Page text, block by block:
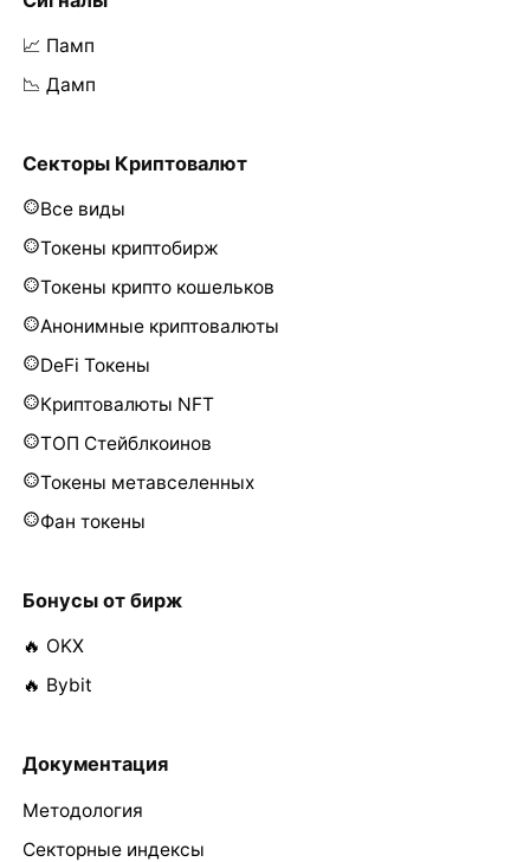
📈 Памп
📉 Дамп
Секторы Криптовалют
Все виды
Токены криптобирж
Токены крипто кошельков
Анонимные криптовалюты
DeFi Токены
Криптовалюты NFT
ТОП Стейблкоинов
Токены метавселенных
Фан токены
Бонусы от бирж
🔥 OKX
🔥 Bybit
Документация
Методология
Секторные индексы